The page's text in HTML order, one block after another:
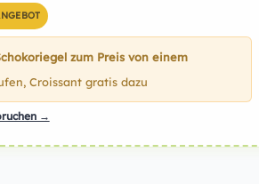
zum Preis von einem
Croissant gratis dazu
→